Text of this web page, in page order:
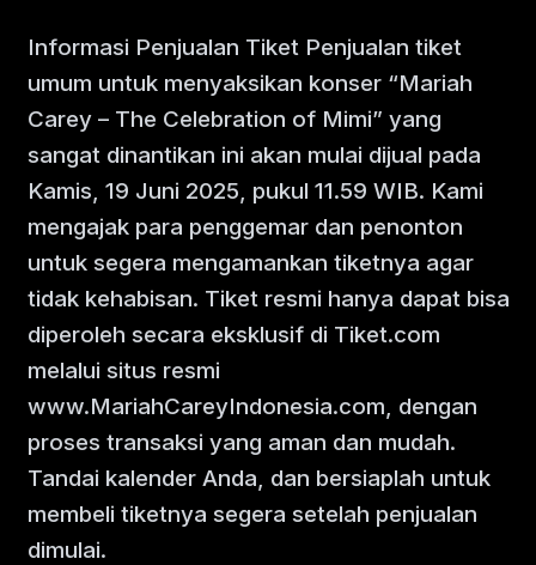
Informasi Penjualan Tiket Penjualan tiket
umum untuk menyaksikan konser “Mariah
Carey – The Celebration of Mimi” yang
sangat dinantikan ini akan mulai dijual pada
Kamis, 19 Juni 2025, pukul 11.59 WIB. Kami
mengajak para penggemar dan penonton
untuk segera mengamankan tiketnya agar
tidak kehabisan. Tiket resmi hanya dapat bisa
diperoleh secara eksklusif di Tiket.com
melalui situs resmi
www.MariahCareyIndonesia.com, dengan
proses transaksi yang aman dan mudah.
Tandai kalender Anda, dan bersiaplah untuk
membeli tiketnya segera setelah penjualan
dimulai.